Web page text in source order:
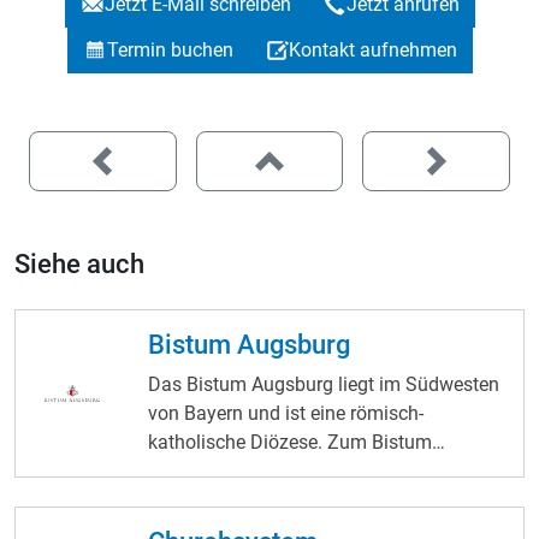
Termin buchen
Kontakt aufnehmen
Siehe auch
Bistum Augsburg
Das Bistum Augsburg liegt im Südwesten
von Bayern und ist eine römisch-
katholische Diözese. Zum Bistum
Augsburg zählen Pfarrgemeinden und
Regierungsbezirk Schwaben und aus den